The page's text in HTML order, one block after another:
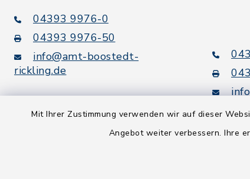
Mit Ihrer Zustimmung verwenden wir auf dieser
Angebot weiter verbessern. Ihre
04393 9976-0
04393 9976-50
info@amt-boostedt-
rickling.de
Digitaler
Rechnungsversand: